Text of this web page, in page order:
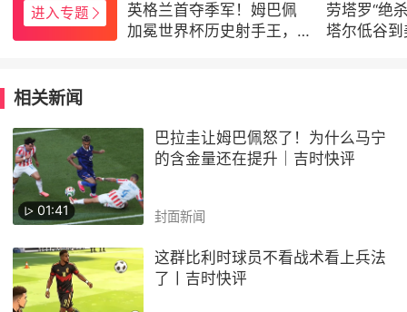
进入专题
英格兰首夺季军！姆巴佩
加冕世界杯历史射手王，
劳塔罗“绝
塔尔低谷
相关新闻
01:41
巴拉圭让姆巴佩怒了！为什么马宁
的含金量还在提升｜吉时快评
封面新闻
这群比利时球员不看战术看上兵法
了丨吉时快评